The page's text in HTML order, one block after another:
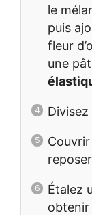
le
puis
fleur
une
Couvrir
Étalez
obtenir